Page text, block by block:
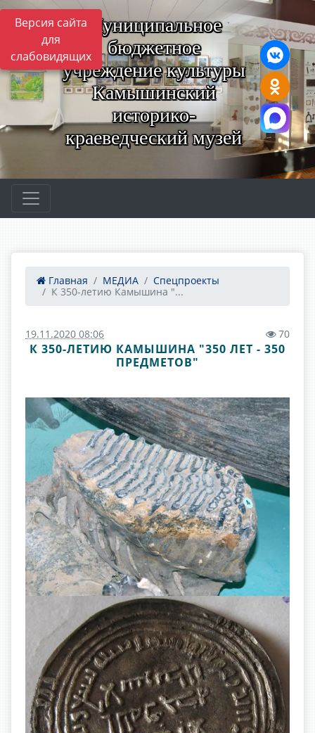
Версия сайта
для
слабовидящих
Муниципальное
бюджетное
учреждение культуры
Камышинский
историко-
краеведческий музей
Главная МЕДИА
Спецпроекты
К 350-летию Камышина "...
19.11.2020 08:06 70
К 350-ЛЕТИЮ КАМЫШИНА "350 ЛЕТ - 350
ПРЕДМЕТОВ"